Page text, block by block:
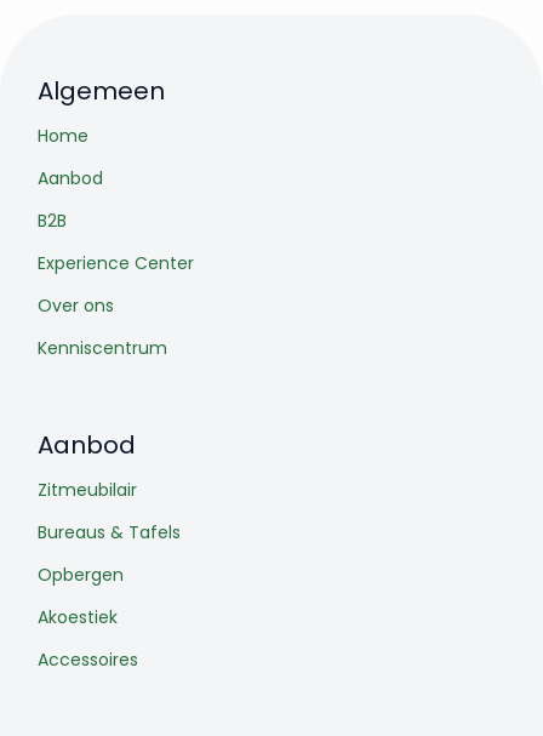
Algemeen
Home
Aanbod
B2B
Experience Center
Over ons
Kenniscentrum
Aanbod
Zitmeubilair
Bureaus & Tafels
Opbergen
Akoestiek
Accessoires